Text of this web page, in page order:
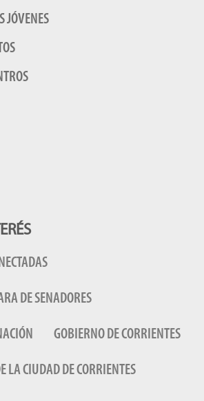
JÓVENES
DE SENADORES
GOBIERNO DE CORRIENTES
LA CIUDAD DE CORRIENTES